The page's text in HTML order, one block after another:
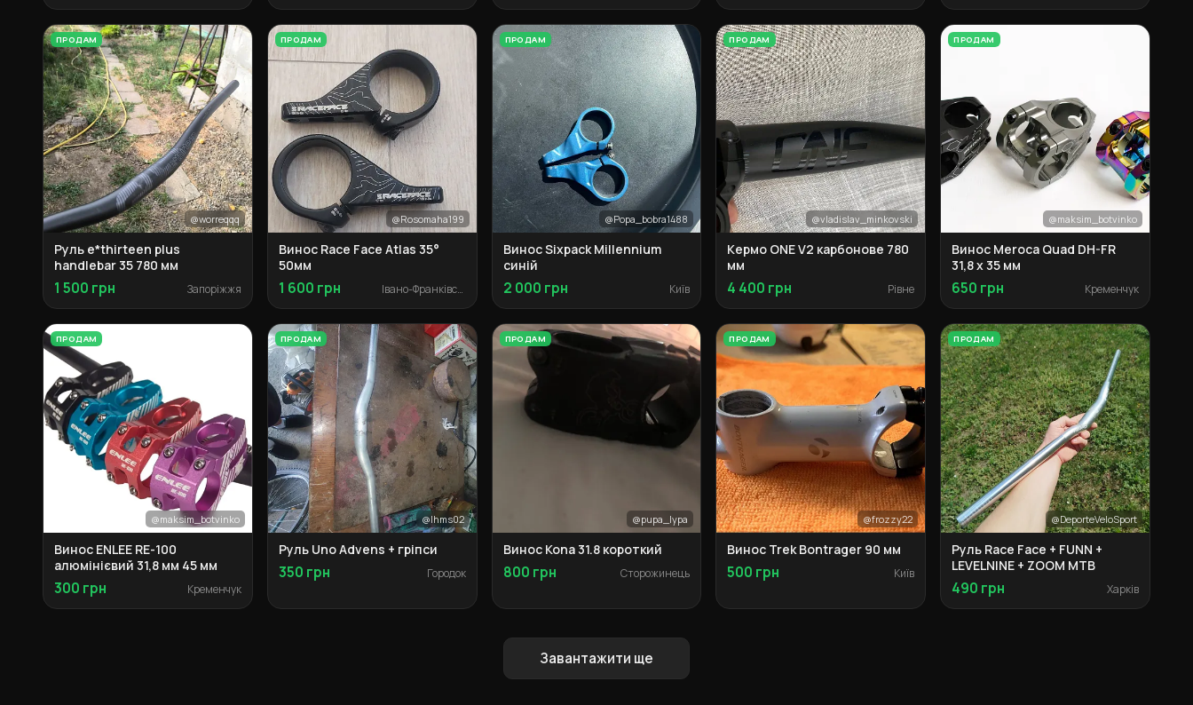
ПРОДАМ
@worreqqq
Руль e*thirteen plus
handlebar 35 780 мм
1 500 грн Запоріжжя
ПРОДАМ
@Rosomaha199
Винос Race Face Atlas 35°
50мм
1 600 грн Івано-Франківськ
ПРОДАМ
@Popa_bobra1488
Винос Sixpack Millennium
синій
2 000 грн Київ
ПРОДАМ
@vladislav_minkovski
Кермо ONE V2 карбонове 780
мм
4 400 грн Рівне
ПРОДАМ
@maksim_botvinko
Винос Meroca Quad DH-FR
31,8 x 35 мм
650 грн Кременчук
ПРОДАМ
@maksim_botvinko
Винос ENLEE RE-100
алюмінієвий 31,8 мм 45 мм
300 грн Кременчук
ПРОДАМ
@Ihms02
Руль Uno Advens + гріпси
350 грн Городок
ПРОДАМ
@pupa_lypa
Винос Kona 31.8 короткий
800 грн Сторожинець
ПРОДАМ
@frozzy22
Винос Trek Bontrager 90 мм
500 грн Київ
ПРОДАМ
@DeporteVeloSport
Руль Race Face + FUNN +
LEVELNINE + ZOOM MTB
490 грн Харків
Завантажити ще